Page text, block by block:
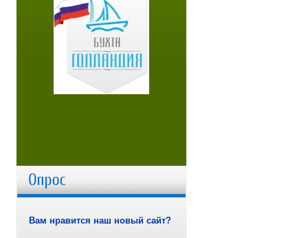
Вам нравится наш новый сайт?